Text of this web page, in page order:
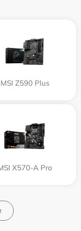
MSI Z590 Plus
X570-A Pro